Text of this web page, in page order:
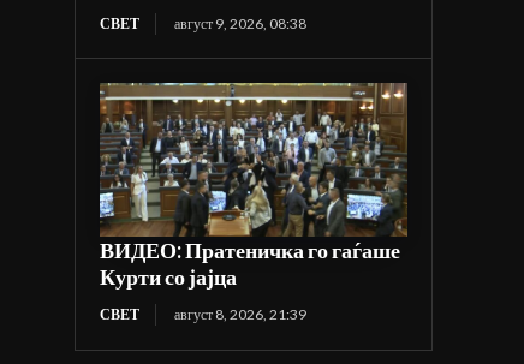
СВЕТ август 9, 2026, 08:38
ВИДЕО: Пратеничка го гаѓаше
Курти со јајца
СВЕТ август 8, 2026, 21:39